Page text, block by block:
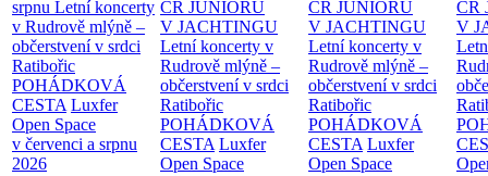
srpnu Letní koncerty
v Rudrově mlýně –
občerstvení v srdci
Ratibořic
POHÁDKOVÁ
CESTA Luxfer
Open Space
v červenci a srpnu
2026
ČR JUNIORŮ
V JACHTINGU
Letní koncerty v
Rudrově mlýně –
občerstvení v srdci
Ratibořic
POHÁDKOVÁ
CESTA Luxfer
Open Space
ČR JUNIORŮ
V JACHTINGU
Letní koncerty v
Rudrově mlýně –
občerstvení v srdci
Ratibořic
POHÁDKOVÁ
CESTA Luxfer
Open Space
ČR
V